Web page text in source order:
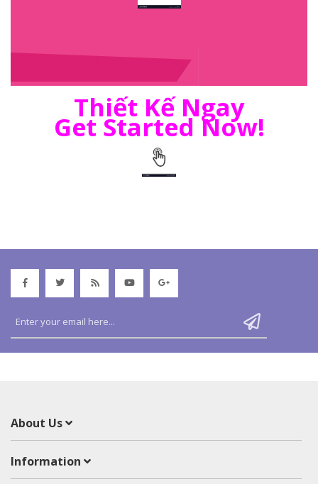
Thiết Kế Ngay
Get Started Now!
About Us
Information